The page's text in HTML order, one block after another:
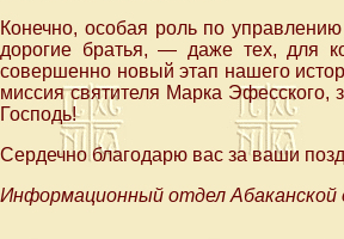
Конечно, особая роль по
дорогие братья, — даже тех, для
совершенно новый этап нашего
миссия святителя Марка
Господь!
Сердечно благодарю вас за ваши
Информационный отдел Абаканской